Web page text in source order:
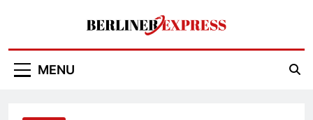
Berliner Express
MENU